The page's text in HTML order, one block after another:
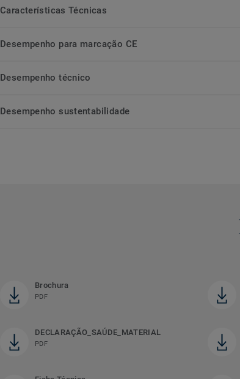
Características Técnicas
Desempenho para marcação CE
Desempenho técnico
Desempenho sustentabilidade
Brochura
PDF
DECLARAÇÃO_SAÚDE_MATERIAL
PDF